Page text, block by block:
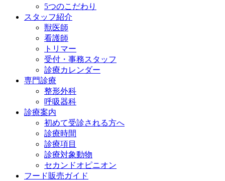
5つのこだわり
スタッフ紹介
獣医師
看護師
トリマー
受付・事務スタッフ
診療カレンダー
専門診療
整形外科
呼吸器科
診療案内
初めて受診される方へ
診療時間
診療項目
診療対象動物
セカンドオピニオン
フード販売ガイド